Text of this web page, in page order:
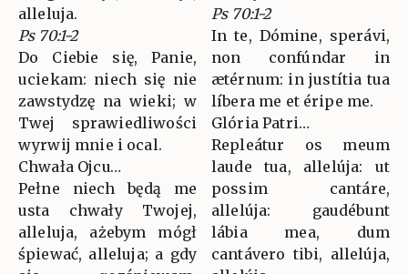
alleluja.
Ps 70:1-2
Do Ciebie się, Panie,
uciekam: niech się nie
zawstydzę na wieki; w
Twej sprawiedliwości
wyrwij mnie i ocal.
Chwała Ojcu…
Pełne niech będą me
usta chwały Twojej,
alleluja, ażebym mógł
śpiewać, alleluja; a gdy
Ps 70:1-2
In te, Dómine, sperávi,
non confúndar in
ætérnum: in justítia tua
líbera me et éripe me.
Glória Patri…
Repleátur os meum
laude tua, allelúja: ut
possim cantáre,
allelúja: gaudébunt
lábia mea, dum
cantávero tibi, allelúja,